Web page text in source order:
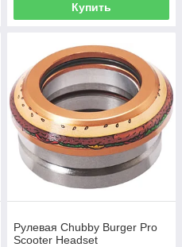
Купить
Рулевая Chubby Burger Pro
Scooter Headset